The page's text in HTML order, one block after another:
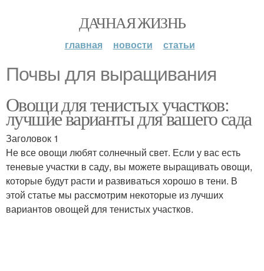
ДАЧНАЯ ЖИЗНЬ
главная новости статьи
Почвы для выращивания
Овощи для тенистых участков:
лучшие варианты для вашего сада
Заголовок 1
Не все овощи любят солнечный свет. Если у вас есть
теневые участки в саду, вы можете выращивать овощи,
которые будут расти и развиваться хорошо в тени. В
этой статье мы рассмотрим некоторые из лучших
вариантов овощей для тенистых участков.